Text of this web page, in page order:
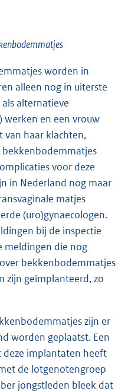
worden in
alleen nog in uiterste
alternatieve
werken en een vrouw
van haar klachten,
voor deze
in Nederland nog maar
matjes
(uro)gynaecologen.
bij de inspectie
meldingen die nog
bekkenbodemmatjes
zijn geïmplanteerd, zo
zijn er
worden geplaatst. Een
deze implantaten heeft
de lotgenotengroep
jongstleden bleek dat